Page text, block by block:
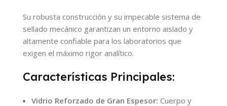
Su robusta construcción y su impecable sistema de
sellado mecánico garantizan un entorno aislado y
altamente confiable para los laboratorios que
exigen el máximo rigor analítico.
Características Principales:
Vidrio Reforzado de Gran Espesor: Cuerpo y